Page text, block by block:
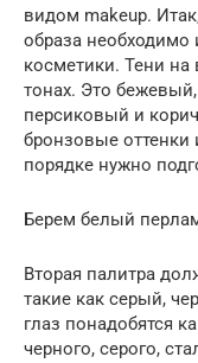
видом makeup.
образа
косметики. Тени на
тонах. Это
персиковый и
бронзовые оттенки
порядке нужно
Берем белый
Вторая палитра
такие как серый,
глаз понадобятся
черного, серого,